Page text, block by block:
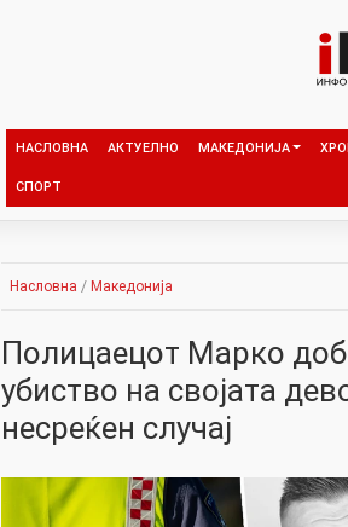
НАСЛОВНА АКТУЕЛНО МАКЕДОНИЈА
СПОРТ
Насловна / Македонија
Полицаецот Марко
убиство на својата
несреќен случај